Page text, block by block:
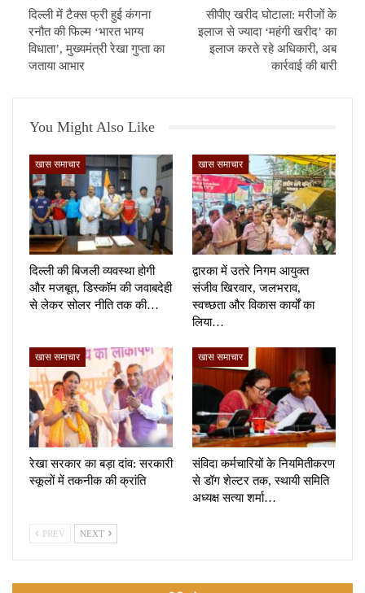
दिल्ली में टैक्स फ्री हुई कंगना
रनौत की फिल्म ‘भारत भाग्य
विधाता’, मुख्यमंत्री रेखा गुप्ता का
जताया आभार
सीपीए खरीद घोटाला: मरीजों के
इलाज से ज्यादा ‘महंगी खरीद’ का
इलाज करते रहे अधिकारी, अब
कार्रवाई की बारी
You Might Also Like
खास समाचार
दिल्ली की बिजली व्यवस्था होगी
और मजबूत, डिस्कॉम की जवाबदेही
से लेकर सोलर नीति तक की…
खास समाचार
द्वारका में उतरे निगम आयुक्त
संजीव खिरवार, जलभराव,
स्वच्छता और विकास कार्यों का
लिया…
खास समाचार
रेखा सरकार का बड़ा दांव: सरकारी
स्कूलों में तकनीक की क्रांति
खास समाचार
संविदा कर्मचारियों के नियमितीकरण
से डॉग शेल्टर तक, स्थायी समिति
अध्यक्ष सत्या शर्मा…
PREV NEXT